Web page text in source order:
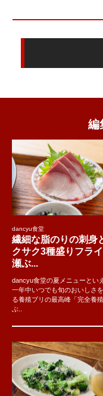
編
dancyu食堂
繊細な脂のりの刺身
クサク3種盛りフラ
瀬ぶ...
dancyu食堂の夏メニューとい
一年中いつでも旬のおいしさ
る養殖ブリの最高峰「完全養
ぶ..